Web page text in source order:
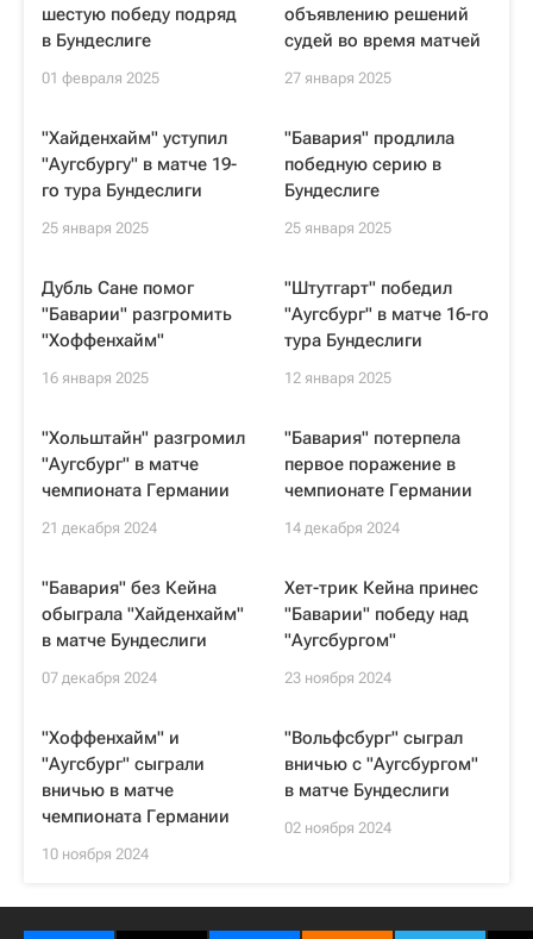
шестую победу подряд
в Бундеслиге
01 февраля 2025
объявлению решений
судей во время матчей
27 января 2025
"Хайденхайм" уступил
"Аугсбургу" в матче 19-
го тура Бундеслиги
25 января 2025
"Бавария" продлила
победную серию в
Бундеслиге
25 января 2025
Дубль Сане помог
"Баварии" разгромить
"Хоффенхайм"
16 января 2025
"Штутгарт" победил
"Аугсбург" в матче 16-го
тура Бундеслиги
12 января 2025
"Хольштайн" разгромил
"Аугсбург" в матче
чемпионата Германии
21 декабря 2024
"Бавария" потерпела
первое поражение в
чемпионате Германии
14 декабря 2024
"Бавария" без Кейна
обыграла "Хайденхайм"
в матче Бундеслиги
07 декабря 2024
Хет-трик Кейна принес
"Баварии" победу над
"Аугсбургом"
23 ноября 2024
"Хоффенхайм" и
"Аугсбург" сыграли
вничью в матче
чемпионата Германии
10 ноября 2024
"Вольфсбург" сыграл
вничью с "Аугсбургом"
в матче Бундеслиги
02 ноября 2024